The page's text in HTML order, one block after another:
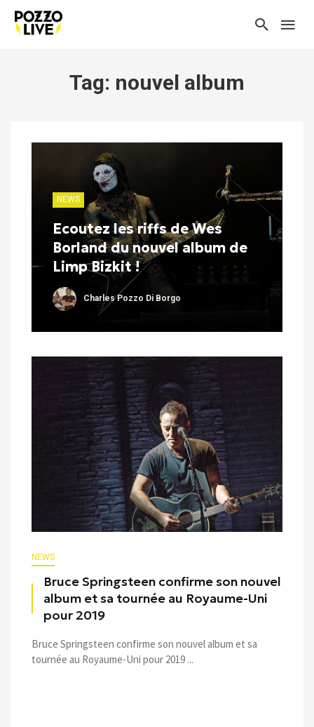
Tag: nouvel album
NEWS
Ecoutez les riffs de Wes
Borland du nouvel album de
Limp Bizkit !
Charles Pozzo Di Borgo
NEWS
Bruce Springsteen confirme son nouvel
album et sa tournée au Royaume-Uni
pour 2019
Bruce Springsteen confirme son nouvel album et sa
tournée au Royaume-Uni pour 2019 ...